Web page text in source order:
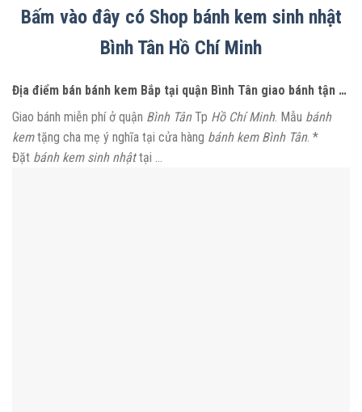
Bấm vào đây có Shop bánh kem sinh nhật
Bình Tân Hồ Chí Minh
Địa điểm bán bánh kem Bắp tại quận Bình Tân giao bánh tận …
Giao bánh miễn phí ở quận Bình TânTp Hồ Chí Minh. Mẫu bánh
kemtặng cha mẹ ý nghĩa tại cửa hàng bánh kem Bình Tân. *
Đặt bánh kem sinh nhậttại …